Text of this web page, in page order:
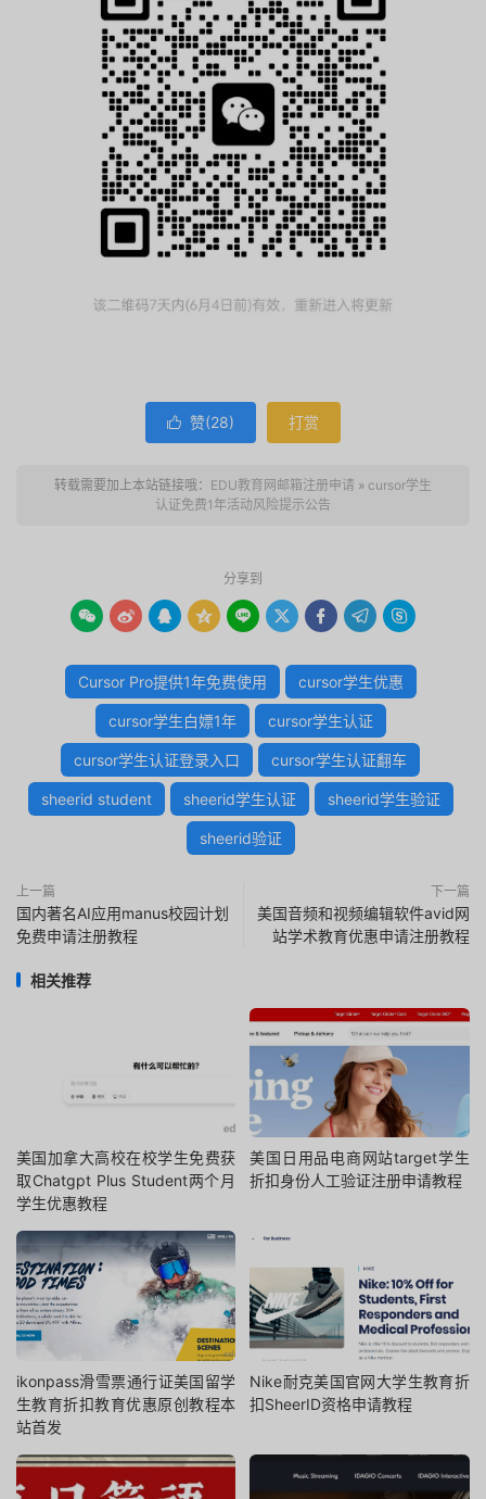
 赞(28) 打赏
转载需要加上本站链接哦： EDU教育网邮箱注册申请 » cursor学生
认证免费1年活动风险提示公告
分享到
        
Cursor Pro提供1年免费使用 cursor学生优惠
cursor学生白嫖1年 cursor学生认证
cursor学生认证登录入口 cursor学生认证翻车
sheerid student sheerid学生认证 sheerid学生验证
sheerid验证
上一篇
国内著名AI应用manus校园计划
免费申请注册教程
下一篇
美国音频和视频编辑软件avid网
站学术教育优惠申请注册教程
相关推荐
美国加拿大高校在校学生免费获
取Chatgpt Plus Student两个月
学生优惠教程
美国日用品电商网站target学生
折扣身份人工验证注册申请教程
ikonpass滑雪票通行证美国留学
生教育折扣教育优惠原创教程本
站首发
Nike耐克美国官网大学生教育折
扣SheerID资格申请教程